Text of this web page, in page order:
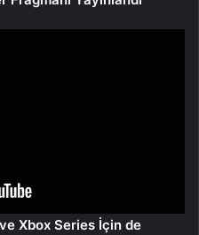
Xbox Series İçin de